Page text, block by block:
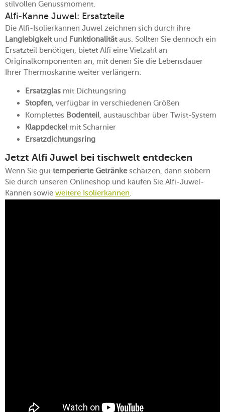
stilvollen Genussmoment.
Alfi-Kanne Juwel: Ersatzteile
Die Alfi-Isolierkannen Juwel zeichnen sich durch ihre
Langlebigkeitund Funktionalitätaus. Sollten Sie dennoch ein
Ersatzteil benötigen, bietet Alfi eine Vielzahl an
Originalkomponenten an, mit denen Sie die Lebensdauer
Ihrer Thermoskanne weiter verlängern:
Ersatzglas mit Dichtungsring
Stopfen, verfügbar in verschiedenen Größen
Komplettes Bodenteil , austauschbar über Twist-System
Klappdeckel mit Scharnier
Ersatzdichtungsring
Jetzt Alfi Juwel bei tischwelt entdecken
Wenn Sie gut temperierte Getränkeschätzen, dann stöbern
Sie durch unseren Onlineshop und kaufen Sie Alfi-Juwel-
Kannen sowie weitere Isolierkannen